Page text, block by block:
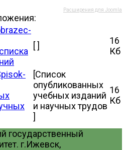
Расширения для Joomla
[ ]
16
Кб
[Список
опубликованных
учебных изданий
и научных трудов
]
16
Кб
государственный
г.Ижевск,